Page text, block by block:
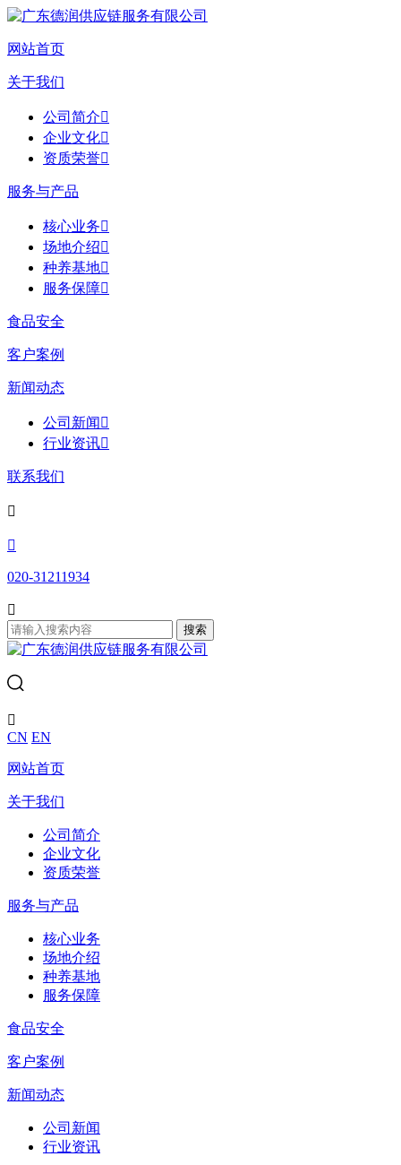
网站首页
关于我们
公司简介
企业文化
资质荣誉
服务与产品
核心业务
场地介绍
种养基地
服务保障
食品安全
客户案例
新闻动态
公司新闻 
行业资讯
联系我们


020-31211934

搜索

CN EN
网站首页
关于我们
公司简介
企业文化
资质荣誉
服务与产品
核心业务
场地介绍
种养基地
服务保障
食品安全
客户案例
新闻动态
公司新闻
行业资讯